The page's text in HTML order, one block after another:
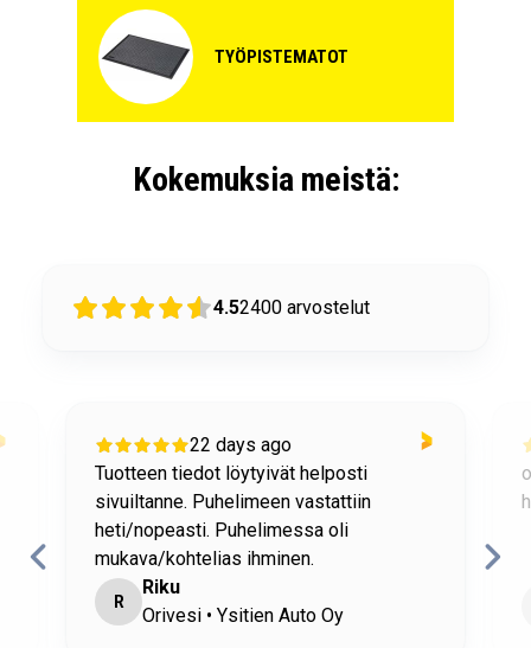
TYÖPISTEMATOT
Kokemuksia meistä:
4.52400 arvostelut
22 days ago
Tuotteen tiedot löytyivät helposti
sivuiltanne. Puhelimeen vastattiin
heti/nopeasti. Puhelimessa oli
mukava/kohtelias ihminen.
R
Riku
Orivesi • Ysitien Auto Oy